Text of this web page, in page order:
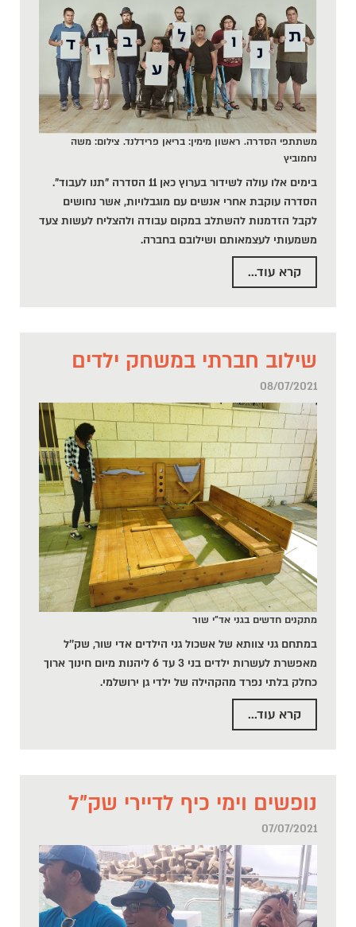
משתתפי הסדרה. ראשון מימין: בריאן פרידלנד. צילום: משה
נחמוביץ
בימים אלו עולה לשידור בערוץ כאן 11 הסדרה "תנו לעבוד".
הסדרה עוקבת אחרי אנשים עם מוגבלויות, אשר נחושים
לקבל הזדמנות להשתלב במקום עבודה ולהצליח לעשות צעד
משמעותי לעצמאותם ושילובם בחברה.
קרא עוד...
שילוב חברתי במשחק ילדים
08/07/2021
מתקנים חדשים בגני אד"י שור
במתחם גני צוותא של אשכול גני הילדים אדי שור, שק''ל
מאפשרת לעשרות ילדים בני 3 עד 6 ליהנות מיום חינוך ארוך
כחלק בלתי נפרד מהקהילה של ילדי גן ירושלמי.
קרא עוד...
נופשים וימי כיף לדיירי שק"ל
07/07/2021